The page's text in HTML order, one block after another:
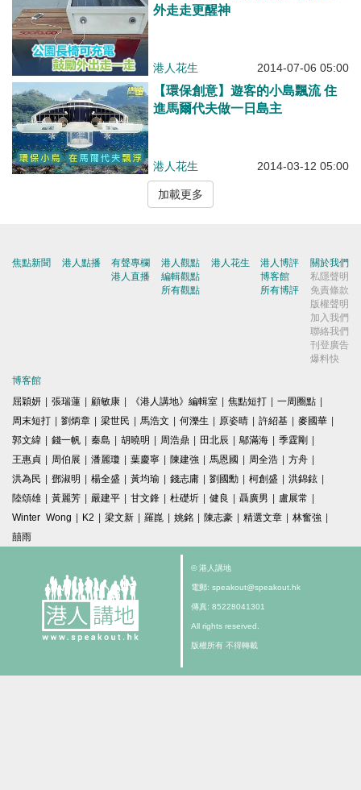
外走走更醒神
港人花生 2014-07-06 05:00
【環保創意】遊客的小島飄流 住
進馬爾代夫做一日島主
港人花生 2014-03-12 05:00
加載更多
焦點新聞 港人點播
有聲專欄
港人直播
港人觀點
編輯觀點
所有觀點
港人花生
港人博評
博客館
所有博評
關於我們
私隱聲明
免責條款
版權聲明
加入我們
聯絡我們
刊登廣告
爆料快
博客館
屈穎妍 | 張瑞蓮 | 顧敏康 | 《港人講地》編輯室 | 焦點短打 | 一周圈點 |
周末短打 | 劉炳章 | 梁世民 | 馬浩文 | 何濼生 | 原姿晴 | 許紹基 | 麥國華 |
郭文緯 | 錢一帆 | 秦島 | 胡曉明 | 周浩鼎 | 田北辰 | 鄔滿海 | 季霆剛 |
王惠貞 | 周伯展 | 潘麗瓊 | 葉慶寧 | 陳建強 | 馬恩國 | 周全浩 | 方舟 |
洪為民 | 鄧淑明 | 楊全盛 | 黃均瑜 | 錢志庸 | 劉國勳 | 柯創盛 | 洪錦鉉 |
陸頌雄 | 黃麗芳 | 嚴建平 | 甘文鋒 | 杜礎圻 | 健良 | 聶廣男 | 盧展常 |
Winter Wong | K2 | 梁文新 | 羅崑 | 姚銘 | 陳志豪 | 精選文章 | 林奮強 |
囍雨
© 港人講地
電郵: speakout@speakout.hk
傳真: 85228041301
All rights reserved.
版權所有 不得轉載